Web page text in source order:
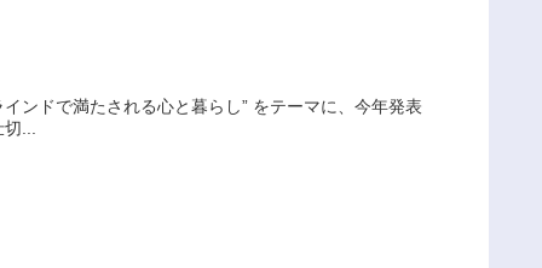
ンドで満たされる心と暮らし” をテーマに、今年発表
切...